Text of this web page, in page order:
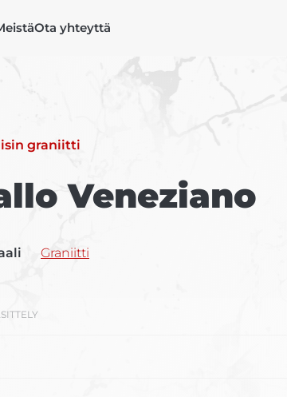
Ota yhteyttä
graniitti
Veneziano
Graniitti